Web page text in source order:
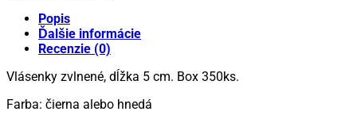
Popis
Ďalšie informácie
Recenzie (0)
Vlásenky zvlnené, dĺžka 5 cm. Box 350ks.
Farba: čierna alebo hnedá